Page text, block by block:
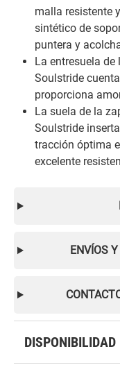
malla resistente
sintético de
puntera y
La entresuela
Soulstride
proporciona
La suela de la
Soulstride
tracción óptima
excelente
ENVÍOS